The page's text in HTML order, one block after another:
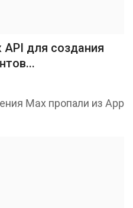
API для создания
Max пропали из App